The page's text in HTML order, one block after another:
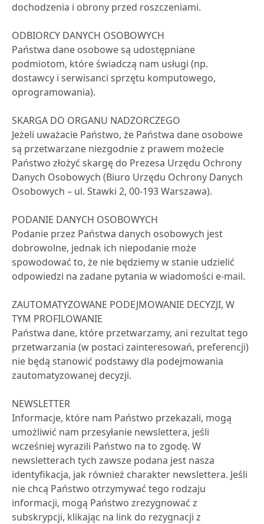
dochodzenia i obrony przed roszczeniami.
ODBIORCY DANYCH OSOBOWYCH
Państwa dane osobowe są udostępniane
podmiotom, które świadczą nam usługi (np.
dostawcy i serwisanci sprzętu komputowego,
oprogramowania).
SKARGA DO ORGANU NADZORCZEGO
Jeżeli uważacie Państwo, że Państwa dane osobowe
są przetwarzane niezgodnie z prawem możecie
Państwo złożyć skargę do Prezesa Urzędu Ochrony
Danych Osobowych (Biuro Urzędu Ochrony Danych
Osobowych – ul. Stawki 2, 00-193 Warszawa).
PODANIE DANYCH OSOBOWYCH
Podanie przez Państwa danych osobowych jest
dobrowolne, jednak ich niepodanie może
spowodować to, że nie będziemy w stanie udzielić
odpowiedzi na zadane pytania w wiadomości e-mail.
ZAUTOMATYZOWANE PODEJMOWANIE DECYZJI, W
TYM PROFILOWANIE
Państwa dane, które przetwarzamy, ani rezultat tego
przetwarzania (w postaci zainteresowań, preferencji)
nie będą stanowić podstawy dla podejmowania
zautomatyzowanej decyzji.
NEWSLETTER
Informacje, które nam Państwo przekazali, mogą
umożliwić nam przesyłanie newslettera, jeśli
wcześniej wyrazili Państwo na to zgodę. W
newsletterach tych zawsze podana jest nasza
identyfikacja, jak również charakter newslettera. Jeśli
nie chcą Państwo otrzymywać tego rodzaju
informacji, mogą Państwo zrezygnować z
subskrypcji, klikając na link do rezygnacji z